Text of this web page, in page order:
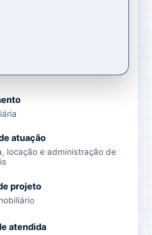
atuação
locação e administração de
projeto
atendida